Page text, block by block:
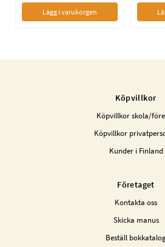
Lägg i varukorgen
Köpvillkor
Köpvillkor skola/
Köpvillkor
Kunder i Finland
Företaget
Kontakta oss
Skicka manus
Beställ